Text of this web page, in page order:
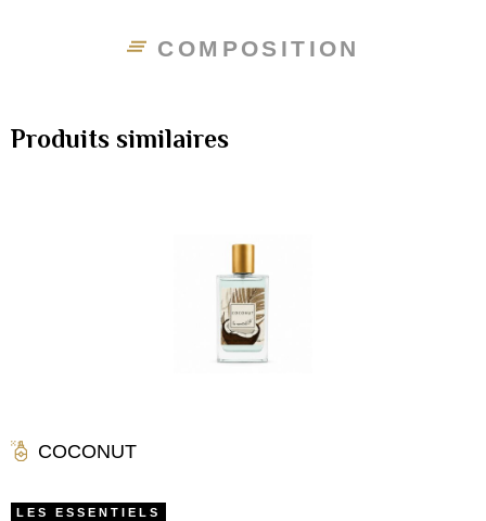
COMPOSITION
Produits similaires
COCONUT
LES ESSENTIELS